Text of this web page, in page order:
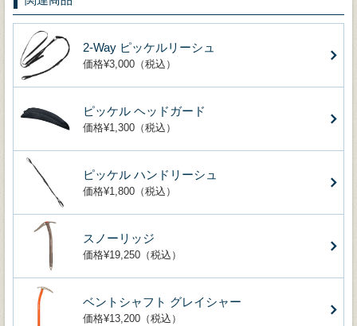
2-Way ピッケルリーシュ
価格¥3,000（税込）
ピッケル ヘッドガード
価格¥1,300（税込）
ピッケル ハンドリーシュ
価格¥1,800（税込）
スノーリッジ
価格¥19,250（税込）
ベントシャフト グレイシャー
価格¥13,200（税込）